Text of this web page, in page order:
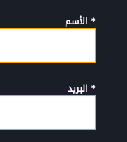
* الأسم
* البريد